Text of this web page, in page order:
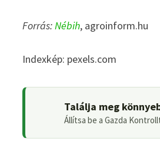
Forrás:Nébih, agroinform.hu
Indexkép: pexels.com
Találja meg
Állítsa be a Gazda